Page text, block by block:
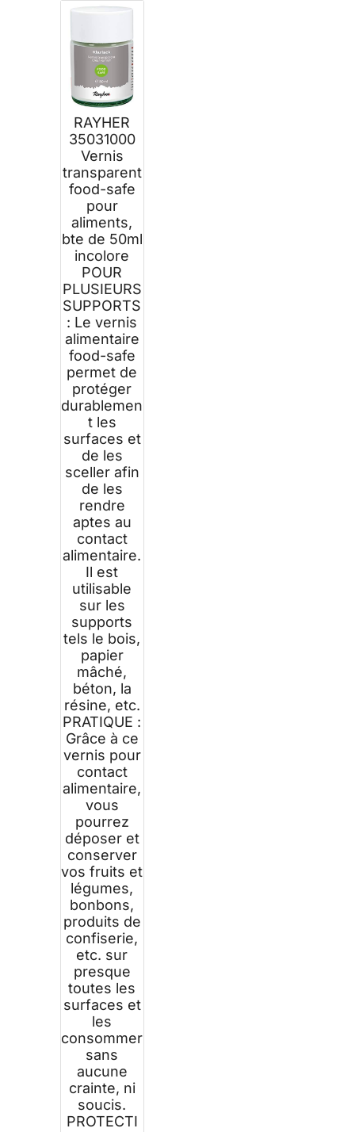
RAYHER
35031000
Vernis
transparent
food-safe
pour
aliments,
bte de 50ml
incolore
POUR
PLUSIEURS
SUPPORTS
: Le vernis
alimentaire
food-safe
permet de
protéger
durablemen
t les
surfaces et
de les
sceller afin
de les
rendre
aptes au
contact
alimentaire.
Il est
utilisable
sur les
supports
tels le bois,
papier
mâché,
béton, la
résine, etc.
PRATIQUE :
Grâce à ce
vernis pour
contact
alimentaire,
vous
pourrez
déposer et
conserver
vos fruits et
légumes,
bonbons,
produits de
confiserie,
etc. sur
presque
toutes les
surfaces et
les
consommer
sans
aucune
crainte, ni
soucis.
PROTECTI